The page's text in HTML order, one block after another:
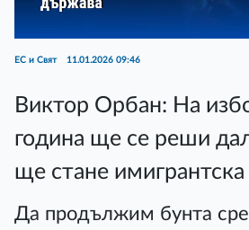
ЕС и Свят 11.01.2026 09:46
Виктор Орбан: На
година ще се реши
ще стане
Да продължим бунта